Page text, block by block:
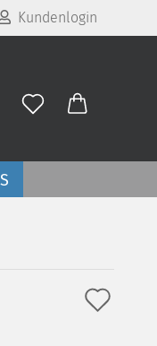
Kundenlogin